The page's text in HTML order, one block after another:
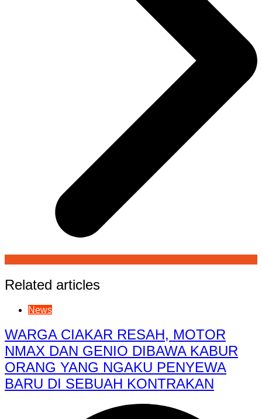
Related articles
News
WARGA CIAKAR RESAH, MOTOR
NMAX DAN GENIO DIBAWA KABUR
ORANG YANG NGAKU PENYEWA
BARU DI SEBUAH KONTRAKAN